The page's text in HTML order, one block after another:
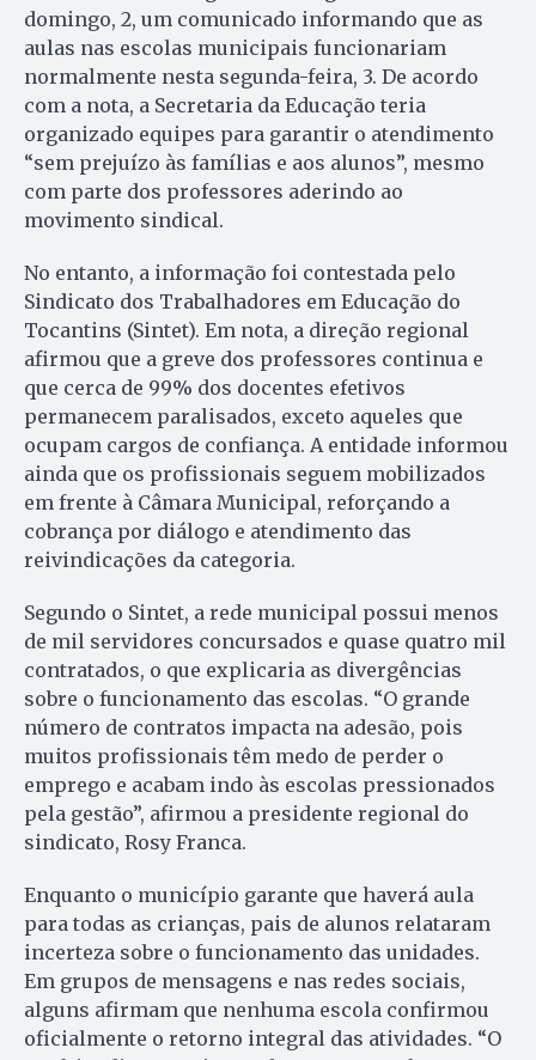
domingo, 2, um comunicado informando que as
aulas nas escolas municipais funcionariam
normalmente nesta segunda-feira, 3. De acordo
com a nota, a Secretaria da Educação teria
organizado equipes para garantir o atendimento
“sem prejuízo às famílias e aos alunos”, mesmo
com parte dos professores aderindo ao
movimento sindical.
No entanto, a informação foi contestada pelo
Sindicato dos Trabalhadores em Educação do
Tocantins (Sintet). Em nota, a direção regional
afirmou que a greve dos professores continua e
que cerca de 99% dos docentes efetivos
permanecem paralisados, exceto aqueles que
ocupam cargos de confiança. A entidade informou
ainda que os profissionais seguem mobilizados
em frente à Câmara Municipal, reforçando a
cobrança por diálogo e atendimento das
reivindicações da categoria.
Segundo o Sintet, a rede municipal possui menos
de mil servidores concursados e quase quatro mil
contratados, o que explicaria as divergências
sobre o funcionamento das escolas. “O grande
número de contratos impacta na adesão, pois
muitos profissionais têm medo de perder o
emprego e acabam indo às escolas pressionados
pela gestão”, afirmou a presidente regional do
sindicato, Rosy Franca.
Enquanto o município garante que haverá aula
para todas as crianças, pais de alunos relataram
incerteza sobre o funcionamento das unidades.
Em grupos de mensagens e nas redes sociais,
alguns afirmam que nenhuma escola confirmou
oficialmente o retorno integral das atividades. “O